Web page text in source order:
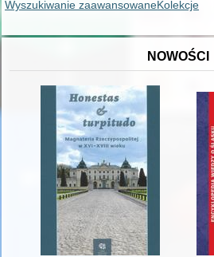
Wyszukiwanie zaawansowaneKolekcje
NOWOŚCI